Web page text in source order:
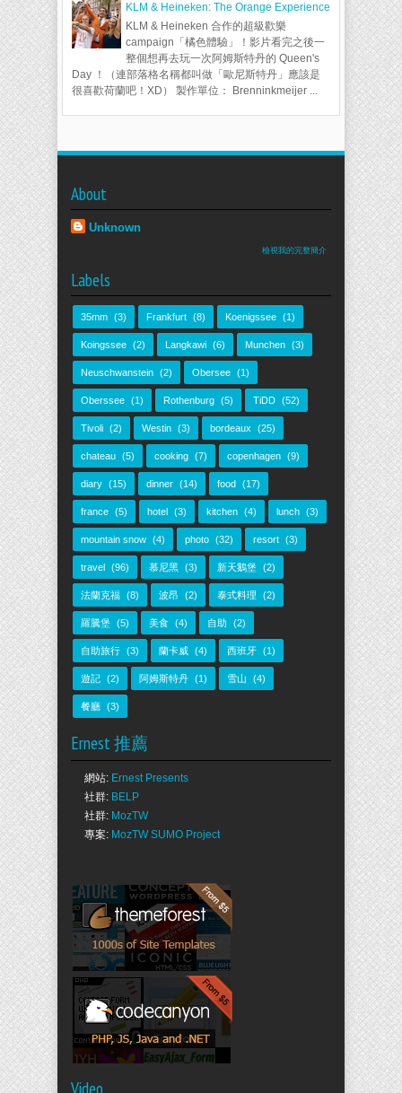
KLM & Heineken: The Orange Experience
KLM & Heineken 合作的超級歡樂
campaign「橘色體驗」！影片看完之後一
整個想再去玩一次阿姆斯特丹的 Queen's
Day ！（連部落格名稱都叫做「歐尼斯特丹」應該是
很喜歡荷蘭吧！XD） 製作單位： Brenninkmeijer ...
About
Unknown
檢視我的完整簡介
Labels
35mm (3) Frankfurt (8) Koenigssee (1)
Koingssee (2) Langkawi (6) Munchen (3)
Neuschwanstein (2) Obersee (1)
Oberssee (1) Rothenburg (5) TiDD (52)
Tivoli (2) Westin (3) bordeaux (25)
chateau (5) cooking (7) copenhagen (9)
diary (15) dinner (14) food (17)
france (5) hotel (3) kitchen (4) lunch (3)
mountain snow (4) photo (32) resort (3)
travel (96) 慕尼黑 (3) 新天鵝堡 (2)
法蘭克福 (8) 波昂 (2) 泰式料理 (2)
羅騰堡 (5) 美食 (4) 自助 (2)
自助旅行 (3) 蘭卡威 (4) 西班牙 (1)
遊記 (2) 阿姆斯特丹 (1) 雪山 (4)
餐廳 (3)
Ernest 推薦
網站: Ernest Presents
社群: BELP
社群: MozTW
專案: MozTW SUMO Project
Video